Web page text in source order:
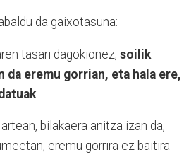
da gaixotasuna:
tasari dagokionez, soilik
da eremu gorrian, eta hala ere,
bilakaera anitza izan da,
eremu gorrira ez baitira